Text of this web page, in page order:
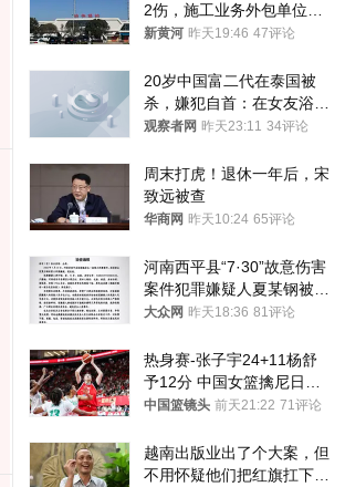
2伤，施工业务外包单位被
罚1.5万元，国铁昆明局被
新黄河 昨天19:46 47评论
20岁中国富二代在泰国被
杀，嫌犯自首：在女友浴室
看到他
观察者网 昨天23:11 34评论
周末打虎！退休一年后，宋
致远被查
华商网 昨天10:24 65评论
河南西平县“7·30”故意伤害
案件犯罪嫌疑人夏某钢被抓
获
大众网 昨天18:36 81评论
热身赛-张子宇24+11杨舒
予12分 中国女篮擒尼日利
亚
中国篮镜头 前天21:22 71评论
越南出版业出了个大案，但
不用怀疑他们把红旗扛下去